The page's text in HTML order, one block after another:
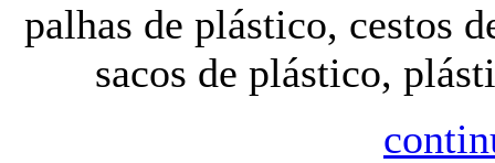
palhas de plástico, cestos
sacos de plástico,